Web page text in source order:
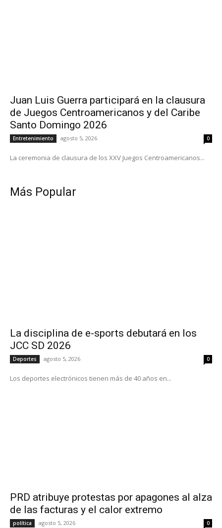
Juan Luis Guerra participará en la clausura
de Juegos Centroamericanos y del Caribe
Santo Domingo 2026
Entretenimiento agosto 5, 2026 0
La ceremonia de clausura de los XXV Juegos Centroamericanos...
Más Popular
La disciplina de e-sports debutará en los
JCC SD 2026
Deportes agosto 5, 2026 0
Los deportes electrónicos tienen más de 40 años en...
PRD atribuye protestas por apagones al alza
de las facturas y el calor extremo
política agosto 5, 2026 0